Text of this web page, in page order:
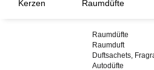
Kerzen Raumdüfte
Raumdüfte
Raumduft
Duftsachets,
Autodüfte